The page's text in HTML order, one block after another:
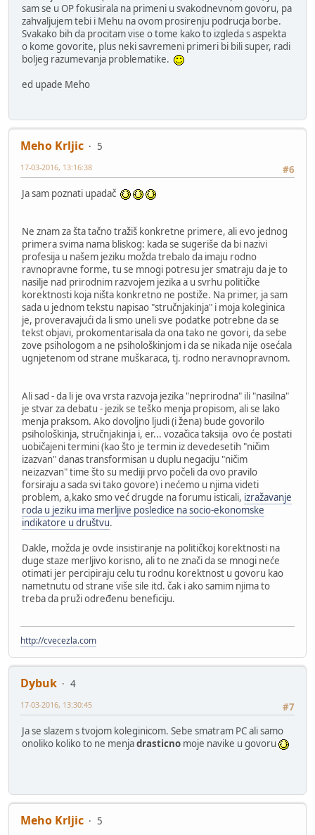
sam se u OP fokusirala na primeni u svakodnevnom govoru, pa
zahvaljujem tebi i Mehu na ovom prosirenju podrucja borbe.
Svakako bih da procitam vise o tome kako to izgleda s aspekta
o kome govorite, plus neki savremeni primeri bi bili super, radi
boljeg razumevanja problematike.
ed upade Meho
Meho Krljic
5
#6
17-03-2016, 13:16:38
Ja sam poznati upadač
Ne znam za šta tačno tražiš konkretne primere, ali evo jednog
primera svima nama bliskog: kada se sugeriše da bi nazivi
profesija u našem jeziku možda trebalo da imaju rodno
ravnopravne forme, tu se mnogi potresu jer smatraju da je to
nasilje nad prirodnim razvojem jezika a u svrhu političke
korektnosti koja ništa konkretno ne postiže. Na primer, ja sam
sada u jednom tekstu napisao "stručnjakinja" i moja koleginica
je, proveravajući da li smo uneli sve podatke potrebne da se
tekst objavi, prokomentarisala da ona tako ne govori, da sebe
zove psihologom a ne psihološkinjom i da se nikada nije osećala
ugnjetenom od strane muškaraca, tj. rodno neravnopravnom.
Ali sad - da li je ova vrsta razvoja jezika "neprirodna" ili "nasilna"
je stvar za debatu - jezik se teško menja propisom, ali se lako
menja praksom. Ako dovoljno ljudi (i žena) bude govorilo
psihološkinja, stručnjakinja i, er... vozačica taksija ovo će postati
uobičajeni termini (kao što je termin iz devedesetih "ničim
izazvan" danas transformisan u duplu negaciju "ničim
neizazvan" time što su mediji prvo počeli da ovo pravilo
forsiraju a sada svi tako govore) i nećemo u njima videti
problem, a,kako smo već drugde na forumu isticali, izražavanje
roda u jeziku ima merljive posledice na socio-ekonomske
indikatore u društvu.
Dakle, možda je ovde insistiranje na političkoj korektnosti na
duge staze merljivo korisno, ali to ne znači da se mnogi neće
otimati jer percipiraju celu tu rodnu korektnost u govoru kao
nametnutu od strane više sile itd. čak i ako samim njima to
treba da pruži određenu beneficiju.
http://cvecezla.com
Dybuk
4
#7
17-03-2016, 13:30:45
Ja se slazem s tvojom koleginicom. Sebe smatram PC ali samo
onoliko koliko to ne menjadrasticno moje navike u govoru
Meho Krljic
5